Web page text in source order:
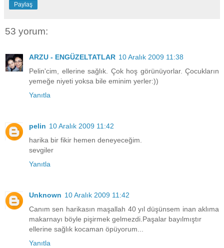
Paylaş
53 yorum:
ARZU - ENGÜZELTATLAR 10 Aralık 2009 11:38
Pelin'cim, ellerine sağlık. Çok hoş görünüyorlar. Çocukların
yemeğe niyeti yoksa bile eminim yerler:))
Yanıtla
pelin 10 Aralık 2009 11:42
harika bir fikir hemen deneyeceğim.
sevgiler
Yanıtla
Unknown 10 Aralık 2009 11:42
Canım sen harikasın maşallah 40 yıl düşünsem inan aklıma
makarnayı böyle pişirmek gelmezdi.Paşalar bayılmıştır
ellerine sağlık kocaman öpüyorum...
Yanıtla